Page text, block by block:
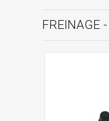
FREINAGE